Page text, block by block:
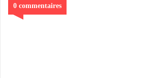
0 commentaires